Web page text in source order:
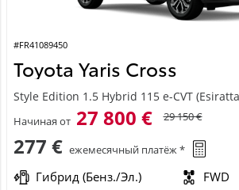
#FR41089450
Toyota Yaris Cross
Style Edition 1.5 Hybrid 115 e-CVT
Начиная от 27 800 € 29 150 €
277 € ежемесячный платёж *
Гибрид (Бенз./Эл.) FWD